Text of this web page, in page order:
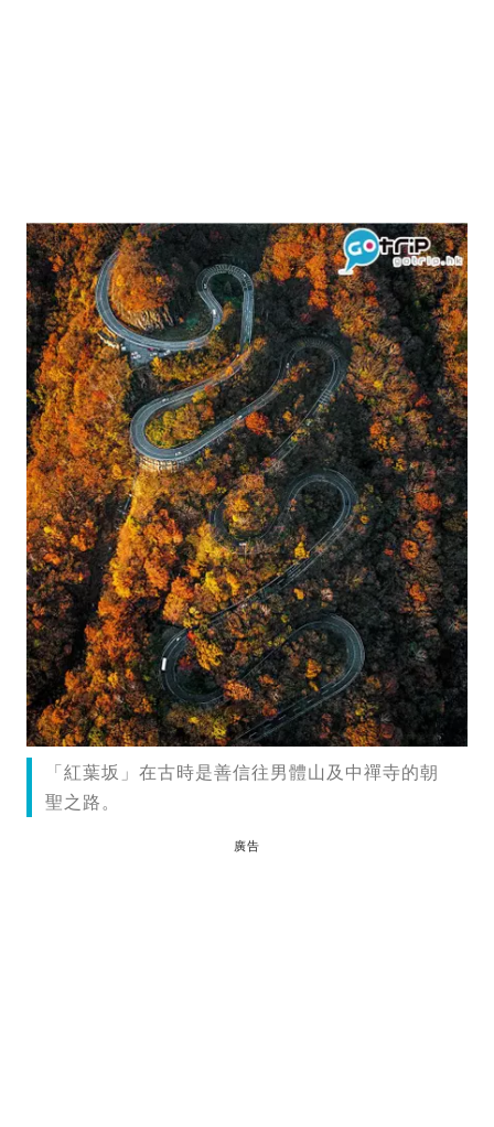
「紅葉坂」在古時是善信往男體山及中禪寺的朝
聖之路。
廣告